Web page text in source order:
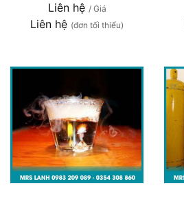
Liên hệ / Giá
Liên hệ (đơn tối thiểu)